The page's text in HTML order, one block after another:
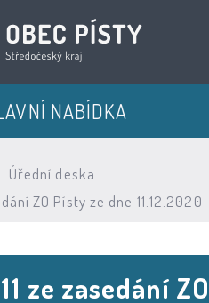
NABÍDKA
Úřední deska
ZO Písty ze dne 11.12.2020
ze zasedání ZO